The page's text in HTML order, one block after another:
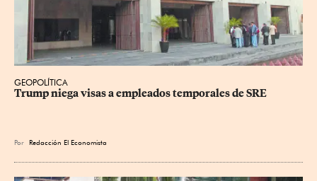
GEOPOLÍTICA
Trump niega visas a empleados temporales de SRE
Por Redacción El Economista